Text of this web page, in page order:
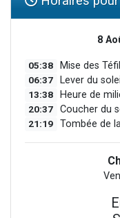
8
05:38 Mise des
06:37 Lever du soleil
13:38 Heure de
20:37 Coucher du
21:19 Tombée de